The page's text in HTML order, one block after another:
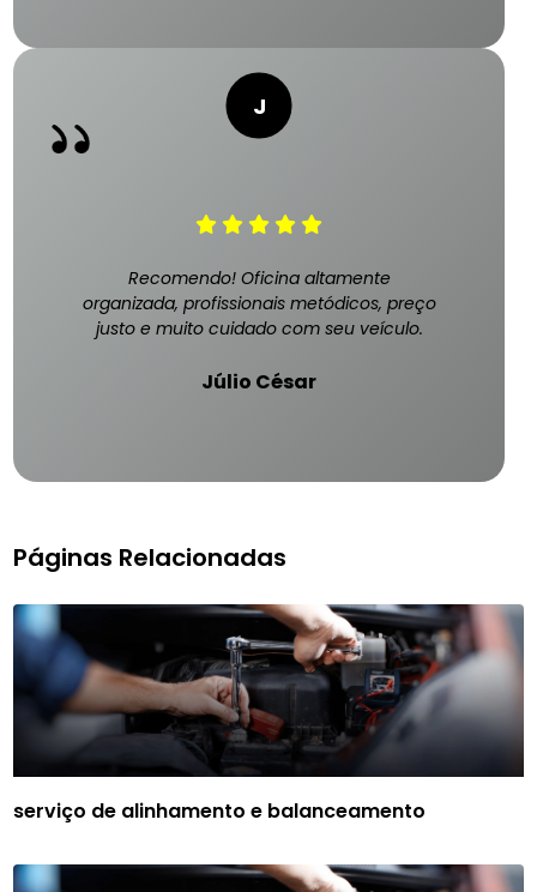
Recomendo! Oficina altamente
organizada, profissionais metódicos, preço
justo e muito cuidado com seu veículo.
Júlio César
Páginas Relacionadas
serviço de alinhamento e balanceamento